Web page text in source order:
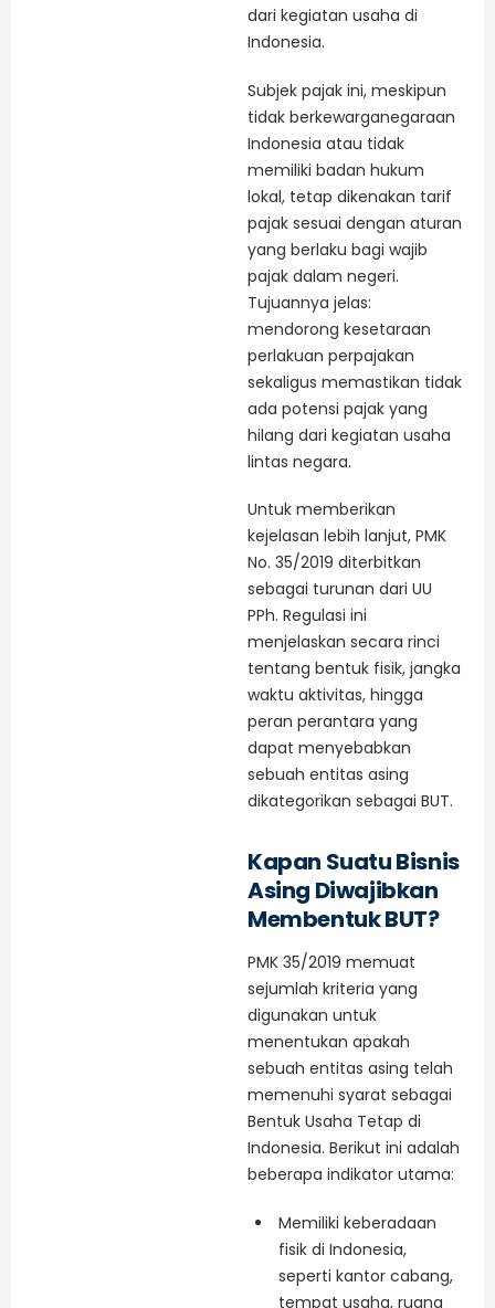
dari kegiatan usaha di
Indonesia.
Subjek pajak ini, meskipun
tidak berkewarganegaraan
Indonesia atau tidak
memiliki badan hukum
lokal, tetap dikenakan tarif
pajak sesuai dengan aturan
yang berlaku bagi wajib
pajak dalam negeri.
Tujuannya jelas:
mendorong kesetaraan
perlakuan perpajakan
sekaligus memastikan tidak
ada potensi pajak yang
hilang dari kegiatan usaha
lintas negara.
Untuk memberikan
kejelasan lebih lanjut, PMK
No. 35/2019 diterbitkan
sebagai turunan dari UU
PPh. Regulasi ini
menjelaskan secara rinci
tentang bentuk fisik, jangka
waktu aktivitas, hingga
peran perantara yang
dapat menyebabkan
sebuah entitas asing
dikategorikan sebagai BUT.
Kapan Suatu Bisnis
Asing Diwajibkan
Membentuk BUT?
PMK 35/2019 memuat
sejumlah kriteria yang
digunakan untuk
menentukan apakah
sebuah entitas asing telah
memenuhi syarat sebagai
Bentuk Usaha Tetap di
Indonesia. Berikut ini adalah
beberapa indikator utama:
Memiliki keberadaan
fisik di Indonesia,
seperti kantor cabang,
tempat usaha, ruang